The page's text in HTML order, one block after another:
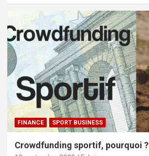
FINANCE SPORT BUSINESS
Crowdfunding sportif, pourquoi ?